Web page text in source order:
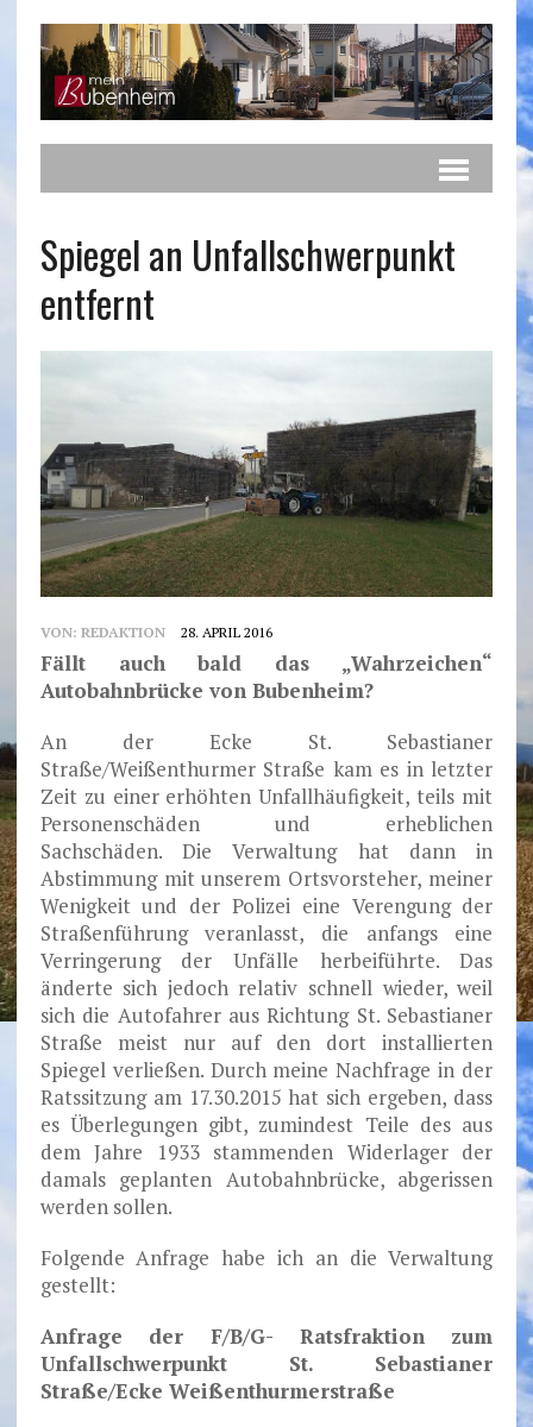
Spiegel an Unfallschwerpunkt
entfernt
VON: REDAKTION 28. APRIL 2016
Fällt auch bald das „Wahrzeichen“
Autobahnbrücke von Bubenheim?
An der Ecke St. Sebastianer
Straße/Weißenthurmer Straße kam es in letzter
Zeit zu einer erhöhten Unfallhäufigkeit, teils mit
Personenschäden und erheblichen
Sachschäden. Die Verwaltung hat dann in
Abstimmung mit unserem Ortsvorsteher, meiner
Wenigkeit und der Polizei eine Verengung der
Straßenführung veranlasst, die anfangs eine
Verringerung der Unfälle herbeiführte. Das
änderte sich jedoch relativ schnell wieder, weil
sich die Autofahrer aus Richtung St. Sebastianer
Straße meist nur auf den dort installierten
Spiegel verließen. Durch meine Nachfrage in der
Ratssitzung am 17.30.2015 hat sich ergeben, dass
es Überlegungen gibt, zumindest Teile des aus
dem Jahre 1933 stammenden Widerlager der
damals geplanten Autobahnbrücke, abgerissen
werden sollen.
Folgende Anfrage habe ich an die Verwaltung
gestellt:
Anfrage der F/B/G- Ratsfraktion zum
Unfallschwerpunkt St. Sebastianer
Straße/Ecke Weißenthurmerstraße